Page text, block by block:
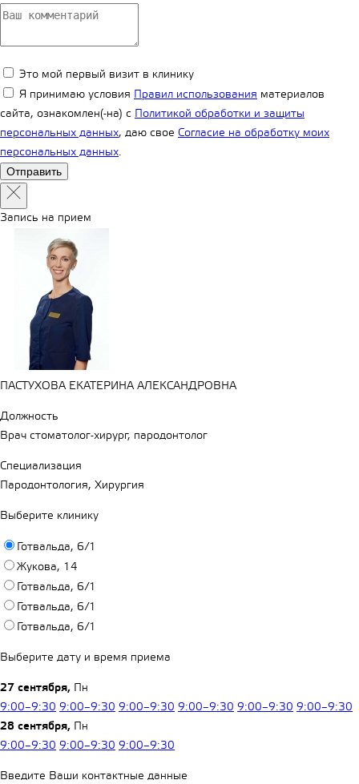
Это мой первый визит в клинику
Я принимаю условия Правил использования материалов
сайта, ознакомлен(-на) с Политикой обработки и защиты
персональных данных, даю свое Согласие на обработку моих
персональных данных.
Запись на прием
ПАСТУХОВА ЕКАТЕРИНА АЛЕКСАНДРОВНА
Должность
Врач стоматолог-хирург, пародонтолог
Специализация
Пародонтология, Хирургия
Выберите клинику
Готвальда, 6/1
Жукова, 14
Готвальда, 6/1
Готвальда, 6/1
Готвальда, 6/1
Выберите дату и время приема
27 сентября, Пн
9:00–9:30 9:00–9:30 9:00–9:30 9:00–9:30 9:00–9:30 9:00–9:30
28 сентября, Пн
9:00–9:30 9:00–9:30 9:00–9:30
Введите Ваши контактные данные